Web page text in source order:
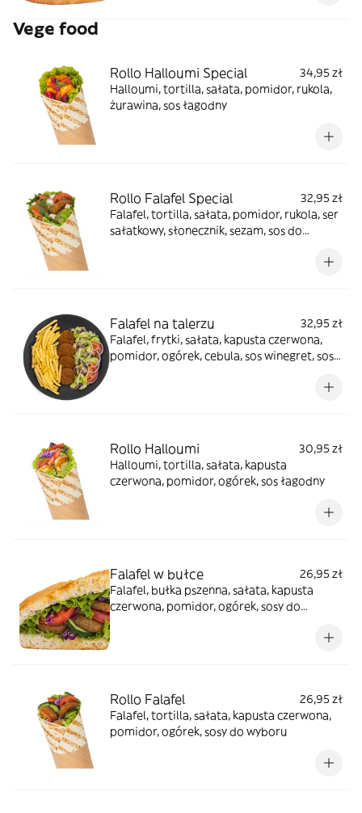
Vege food
Rollo Halloumi Special
34,95 zł
Halloumi, tortilla, sałata, pomidor, rukola,
żurawina, sos łagodny
Rollo Falafel Special
32,95 zł
Falafel, tortilla, sałata, pomidor, rukola, ser
sałatkowy, słonecznik, sezam, sos do
Falafel na talerzu
32,95 zł
Falafel, frytki, sałata, kapusta czerwona,
pomidor, ogórek, cebula, sos winegret, sos
Rollo Halloumi
30,95 zł
Halloumi, tortilla, sałata, kapusta
czerwona, pomidor, ogórek, sos łagodny
Falafel w bułce
26,95 zł
Falafel, bułka pszenna, sałata, kapusta
czerwona, pomidor, ogórek, sosy do
Rollo Falafel
26,95 zł
Falafel, tortilla, sałata, kapusta czerwona,
pomidor, ogórek, sosy do wyboru